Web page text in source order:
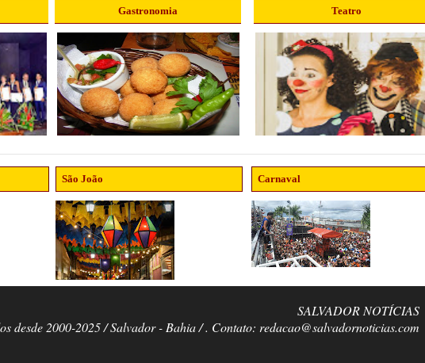
Gastronomia Teatro
São João Carnaval
SALVADOR NOTÍCIAS
desde 2000-2025 / Salvador - Bahia / . Contato: redacao@salvadornoticias.com